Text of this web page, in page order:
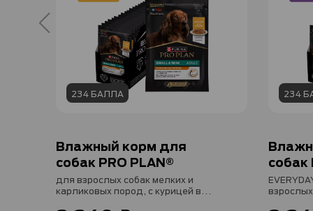
234 БАЛЛА
Влажный корм для
собак PRO PLAN®
для взрослых собак мелких и
карликовых пород, с курицей в
234
собак